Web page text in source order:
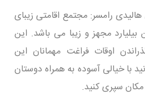
رامسر: مجتمع اقامتی زیبای
مجهز و زیبا می باشد. این
اوقات فراغت مهمانان این
با خیالی آسوده به همراه دوستان
سپری کنید.